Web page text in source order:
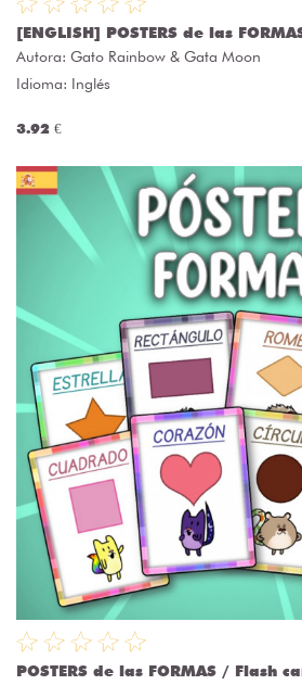
[ENGLISH] POSTERS de las
Autora: Gato Rainbow & Gata Moon
Idioma: Inglés
3.92 €
POSTERS de las FORMAS / Flash